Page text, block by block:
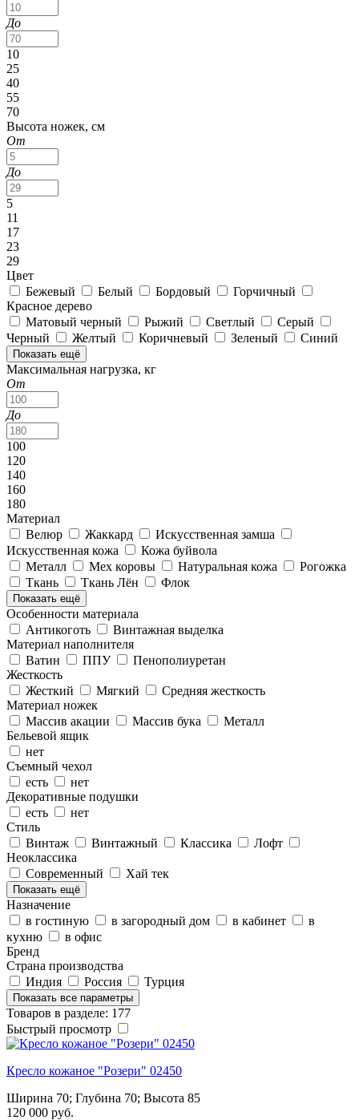
До
10
25
40
55
70
Высота ножек, см
От
До
5
11
17
23
29
Цвет
Бежевый
Белый Бордовый
Горчичный
Красное дерево
Матовый черный
Рыжий Светлый
Серый
Черный
Желтый Коричневый Зеленый Синий
Показать ещё
Максимальная нагрузка, кг
От
До
100
120
140
160
180
Материал
Велюр
Жаккард
Искусственная замша
Искусственная кожа
Кожа буйвола
Металл
Мех коровы Натуральная кожа
Рогожка
Ткань
Ткань Лён Флок
Показать ещё
Особенности материала
Антикоготь
Винтажная выделка
Материал наполнителя
Ватин
ППУ
Пенополиуретан
Жесткость
Жесткий
Мягкий
Средняя жесткость
Материал ножек
Массив акации
Массив бука
Металл
Бельевой ящик
нет
Съемный чехол
есть
нет
Декоративные подушки
есть
нет
Стиль
Винтаж
Винтажный Классика
Лофт
Неоклассика
Современный
Хай тек
Показать ещё
Назначение
в гостиную
в загородный дом в кабинет
в
кухню
в офис
Бренд
Страна производства
Индия
Россия Турция
Показать все параметры
Товаров в разделе: 177
Быстрый просмотр
Кресло кожаное "Розери" 02450
Ширина 70; Глубина 70; Высота 85
120 000 руб.